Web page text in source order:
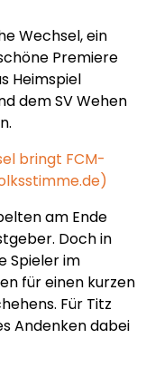
Wechsel, ein
Premiere
Heimspiel
dem SV Wehen
bringt FCM-
am Ende
Doch in
Spieler im
für einen kurzen
Für Titz
Andenken dabei